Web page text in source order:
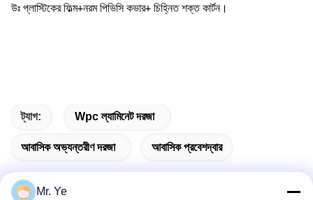
উঃ প্লাস্টিকের ফিল্ম+নরম পিভিসি কভার+ চিহ্নিত শক্ত কার্টন।
ট্যাগ: Wpc ল্যামিনেট দরজা
আবাসিক অভ্যন্তরীণ দরজা আবাসিক প্রবেশদ্বার
Mr. Ye